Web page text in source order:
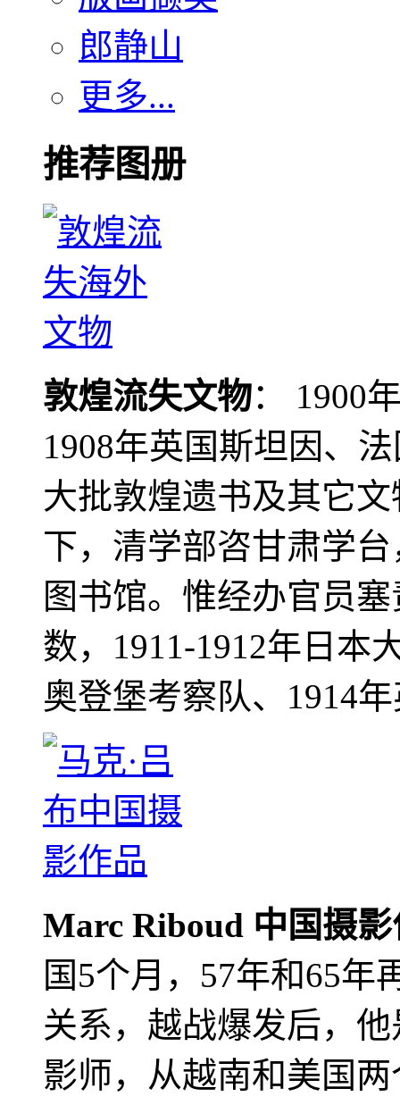
郎静山
更多...
推荐图册
敦煌流失文物： 1900
1908年英国斯坦因、
大批敦煌遗书及其它
下，清学部咨甘肃学
图书馆。惟经办官员
数，1911-1912年日本
奥登堡考察队、1914
Marc Riboud 中国摄
国5个月，57年和65年
关系，越战爆发后，
影师，从越南和美国